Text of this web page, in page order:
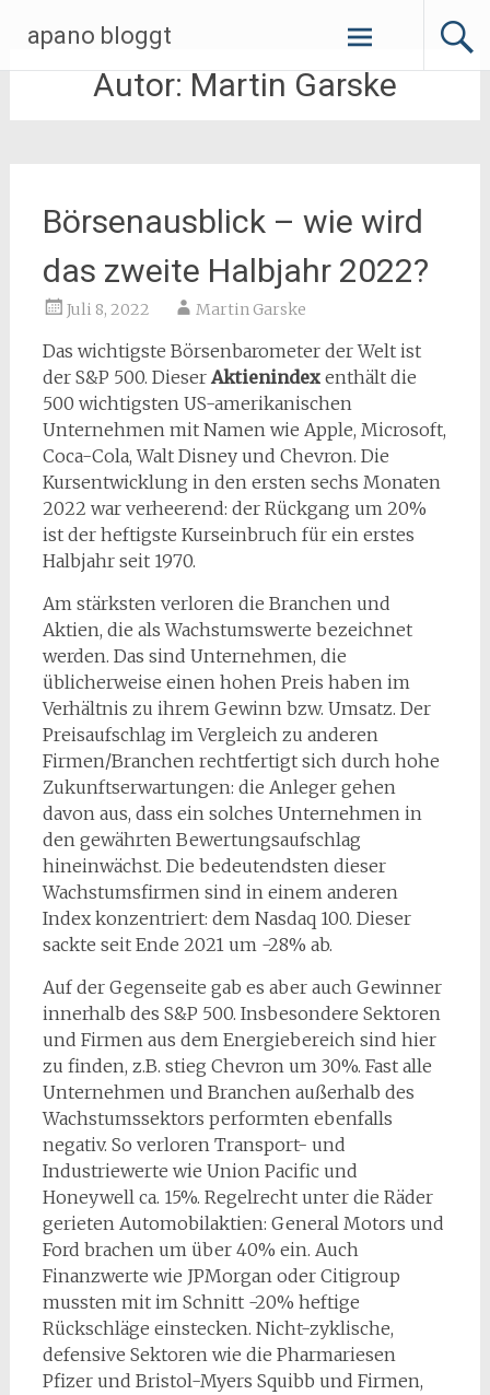
Inhalt
springen
apano bloggt
Autor: Martin Garske
Börsenausblick – wie wird
das zweite Halbjahr 2022?
Juli 8, 2022 Martin Garske
Das wichtigste Börsenbarometer der Welt ist
der S&P 500. Dieser Aktienindex enthält die
500 wichtigsten US-amerikanischen
Unternehmen mit Namen wie Apple, Microsoft,
Coca-Cola, Walt Disney und Chevron. Die
Kursentwicklung in den ersten sechs Monaten
2022 war verheerend: der Rückgang um 20%
ist der heftigste Kurseinbruch für ein erstes
Halbjahr seit 1970.
Am stärksten verloren die Branchen und
Aktien, die als Wachstumswerte bezeichnet
werden. Das sind Unternehmen, die
üblicherweise einen hohen Preis haben im
Verhältnis zu ihrem Gewinn bzw. Umsatz. Der
Preisaufschlag im Vergleich zu anderen
Firmen/Branchen rechtfertigt sich durch hohe
Zukunftserwartungen: die Anleger gehen
davon aus, dass ein solches Unternehmen in
den gewährten Bewertungsaufschlag
hineinwächst. Die bedeutendsten dieser
Wachstumsfirmen sind in einem anderen
Index konzentriert: dem Nasdaq 100. Dieser
sackte seit Ende 2021 um -28% ab.
Auf der Gegenseite gab es aber auch Gewinner
innerhalb des S&P 500. Insbesondere Sektoren
und Firmen aus dem Energiebereich sind hier
zu finden, z.B. stieg Chevron um 30%. Fast alle
Unternehmen und Branchen außerhalb des
Wachstumssektors performten ebenfalls
negativ. So verloren Transport- und
Industriewerte wie Union Pacific und
Honeywell ca. 15%. Regelrecht unter die Räder
gerieten Automobilaktien: General Motors und
Ford brachen um über 40% ein. Auch
Finanzwerte wie JPMorgan oder Citigroup
mussten mit im Schnitt -20% heftige
Rückschläge einstecken. Nicht-zyklische,
defensive Sektoren wie die Pharmariesen
Pfizer und Bristol-Myers Squibb und Firmen,